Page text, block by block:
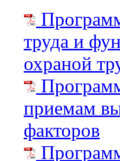
труда и
охраной
приемам
факторов